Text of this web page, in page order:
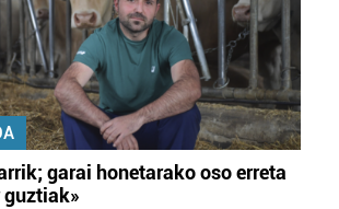
garai honetarako oso erreta
guztiak»